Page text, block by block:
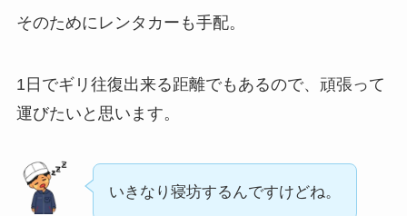
そのためにレンタカーも手配。
1日でギリ往復出来る距離でもあるので、頑張って
運びたいと思います。
いきなり寝坊するんですけどね。